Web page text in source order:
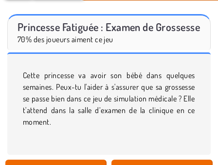
Princesse Fatiguée : Examen de Grossesse
70% des joueurs aiment ce jeu
Cette princesse va avoir son bébé dans quelques
semaines. Peux-tu l'aider à s'assurer que sa grossesse
se passe bien dans ce jeu de simulation médicale ? Elle
t'attend dans la salle d’examen de la clinique en ce
moment.